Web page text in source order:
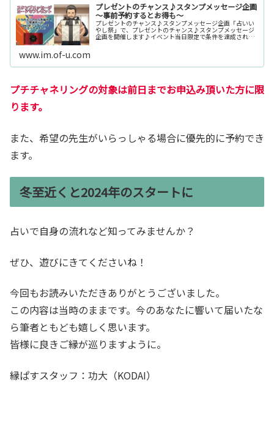
プレゼントのチャンス♪スタンプメッセージ企画
～事前予約するとお得も～
プレゼントのチャンス♪スタンプメッセージ企画「占いい
やし祭」で、プレゼントのチャンス♪スタンプメッセージ
企画を開催します♪イベント当日限定で条件を達成された
www.im.of-u.com
プチチャネリングの対象は前日までお申込み頂いた方に限
ります。
また、希望の先生がいらっしゃる場合に優先的に予約でき
ます。
冬至近くと2024年のスタートに
占いで自身の流れなど知ってみませんか？
ぜひ、遊びにきてくださいね！
今回もお読みいただきありがとうございました。
この内容は当時のままです。今のあなたに響いて届いたな
ら筆者ともども嬉しく思います。
皆様に良きご縁が巡りますように。
縁ぱすスタッフ：功大（KODAI）